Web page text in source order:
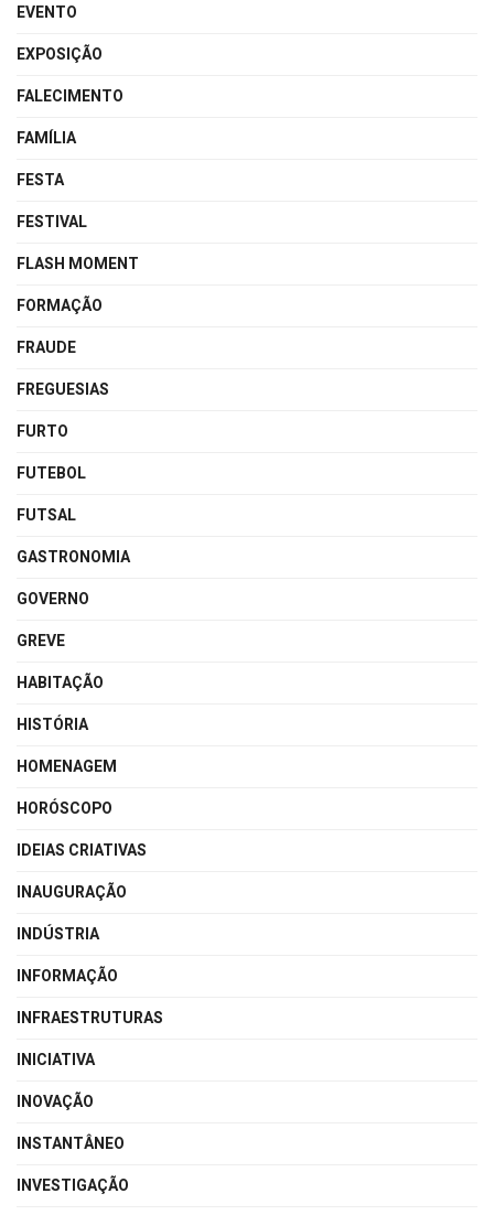
EVENTO
EXPOSIÇÃO
FALECIMENTO
FAMÍLIA
FESTA
FESTIVAL
FLASH MOMENT
FORMAÇÃO
FRAUDE
FREGUESIAS
FURTO
FUTEBOL
FUTSAL
GASTRONOMIA
GOVERNO
GREVE
HABITAÇÃO
HISTÓRIA
HOMENAGEM
HORÓSCOPO
IDEIAS CRIATIVAS
INAUGURAÇÃO
INDÚSTRIA
INFORMAÇÃO
INFRAESTRUTURAS
INICIATIVA
INOVAÇÃO
INSTANTÂNEO
INVESTIGAÇÃO